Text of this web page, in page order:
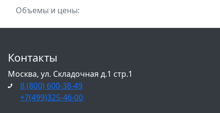
Объемы и цены:
Контакты
Москва, ул. Складочная д.1 стр.1
8 (800) 600-38-49
+7(499)325-46-00